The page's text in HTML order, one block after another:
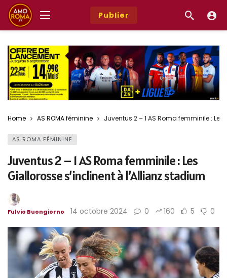
Publier
Home AS ROMA féminine Juventus 2 – 1 AS Roma femminile :
AS ROMA FÉMININE
Juventus 2 – 1 AS Roma femminile : Les
Giallorosse s’inclinent à l’Allianz stadium
Fulvio Buongiorno 14 octobre 2024 0 160 5 0